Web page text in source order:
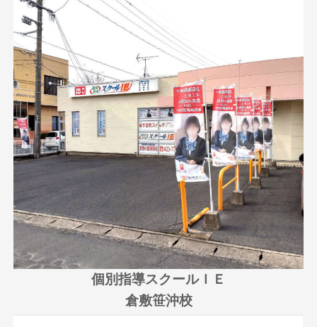
個別指導スクールＩＥ
倉敷笹沖校